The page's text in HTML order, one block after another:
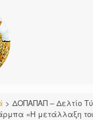
> ΔΟΠΑΠΑΠ – Δελτίο
«Η μετάλλαξη